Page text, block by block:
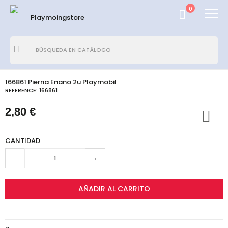
0
166861 Pierna Enano 2u Playmobil
REFERENCE: 166861
2,80 €
CANTIDAD
- +
AÑADIR AL CARRITO